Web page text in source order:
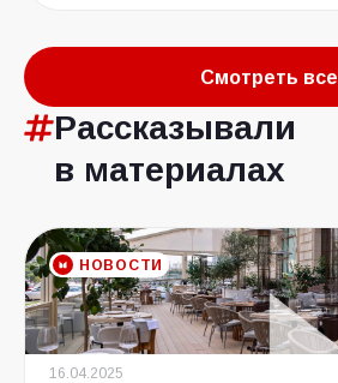
Смотреть все
Рассказывали
в материалах
НОВОСТИ
16.04.2025